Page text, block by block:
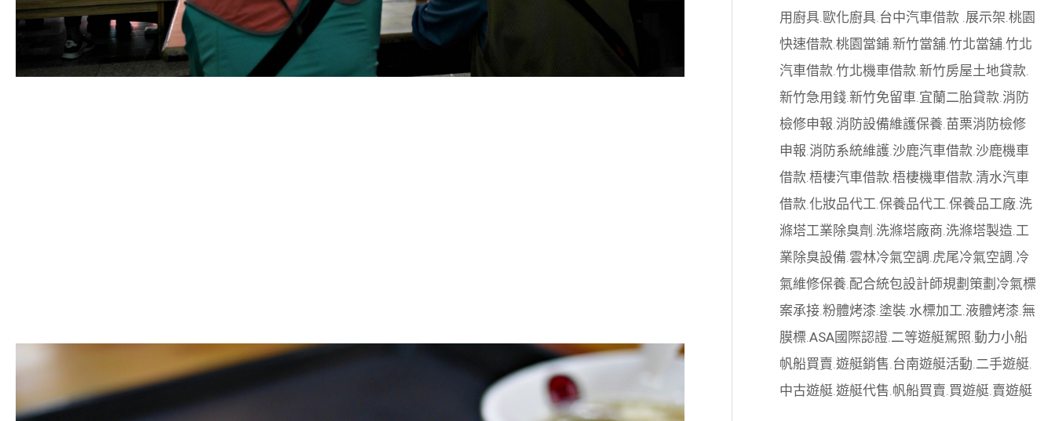
用廚具. 歐化廚具. 台中汽車借款 展示架 桃園
快速借款 桃園當鋪. 新竹當舖. 竹北當舖. 竹北
汽車借款 竹北機車借款 新竹房屋土地貸款
新竹急用錢. 新竹免留車. 宜蘭二胎貸款 消防
檢修申報 消防設備維護保養 苗栗消防檢修
申報 消防系統維護. 沙鹿汽車借款 沙鹿機車
借款 梧棲汽車借款 梧棲機車借款 清水汽車
借款 化妝品代工 保養品代工 保養品工廠. 洗
滌塔工業除臭劑 洗滌塔廠商 洗滌塔製造 工
業除臭設備 雲林冷氣空調 虎尾冷氣空調 冷
氣維修保養 配合統包設計師規劃策劃 冷氣標
案承接. 粉體烤漆 塗裝 水標加工 液體烤漆 無
膜標 ASA國際認證. 二等遊艇駕照 動力小船
帆船買賣 遊艇銷售 台南遊艇活動 二手遊艇.
中古遊艇. 遊艇代售 帆船買賣 買遊艇. 賣遊艇